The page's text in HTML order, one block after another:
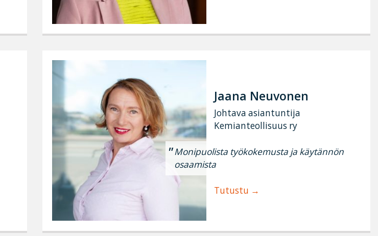
Jaana Neuvonen
Johtava asiantuntija
Kemianteollisuus ry
Monipuolista työkokemusta ja käytännön
osaamista
Tutustu